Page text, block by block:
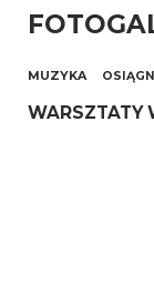
MUZYKA
WARSZTATY